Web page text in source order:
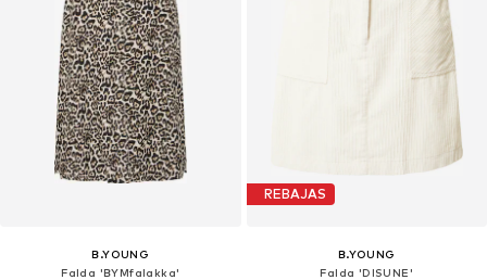
B.YOUNG
Falda 'BYMfalakka'
REBAJAS
B.YOUNG
Falda 'DISUNE'